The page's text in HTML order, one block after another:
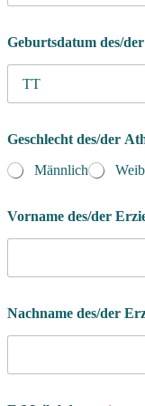
Geburtsdatum des/
Geschlecht des/der
Männlich
Vorname des/der
Nachname des/der